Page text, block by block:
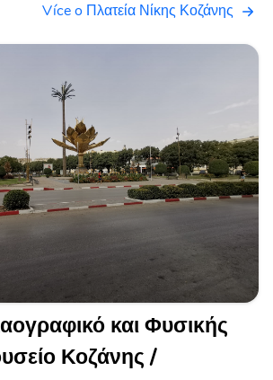
Více o Πλατεία Νίκης Κοζάνης
και Φυσικής
Κοζάνης /